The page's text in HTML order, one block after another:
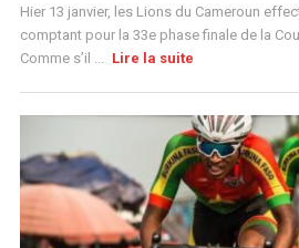
Hier 13 janvier, les Lions du Cameroun
comptant pour la 33e phase finale de la
Comme s’il ... Lire la suite